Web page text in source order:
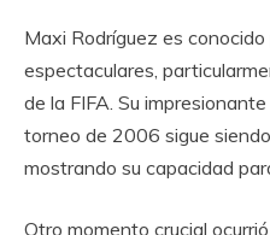
Maxi Rodríguez es conocido
espectaculares,
de la FIFA. Su
torneo de 2006 sigue
mostrando su capacidad
Otro momento crucial